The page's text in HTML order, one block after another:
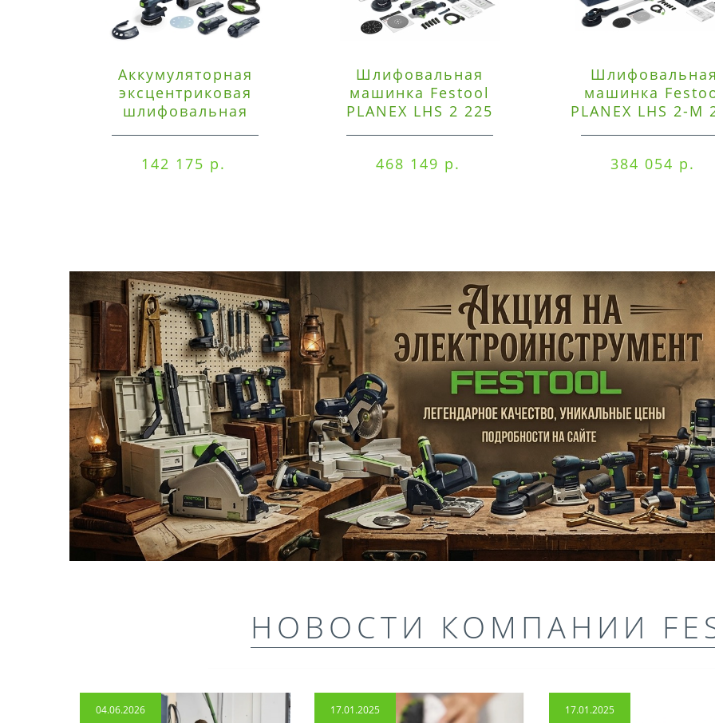
Аккумуляторная
эксцентриковая
шлифовальная
142 175 р.
Шлифовальная
машинка Festool
PLANEX LHS 2 225
468 149 р.
машинка
PLANEX LHS 2-M
384 054 р.
НОВОСТИ КОМПАНИИ
04.06.2026 17.01.2025 17.01.2025